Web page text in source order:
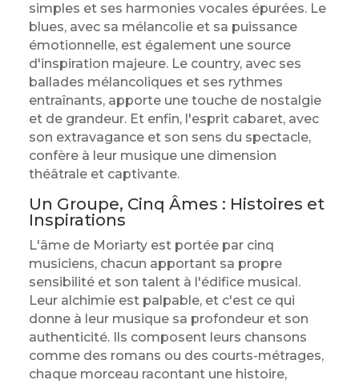
simples et ses harmonies vocales épurées. Le
blues, avec sa mélancolie et sa puissance
émotionnelle, est également une source
d'inspiration majeure. Le country, avec ses
ballades mélancoliques et ses rythmes
entraînants, apporte une touche de nostalgie
et de grandeur. Et enfin, l'esprit cabaret, avec
son extravagance et son sens du spectacle,
confère à leur musique une dimension
théâtrale et captivante.
Un Groupe, Cinq Âmes : Histoires et
Inspirations
L'âme de Moriarty est portée par cinq
musiciens, chacun apportant sa propre
sensibilité et son talent à l'édifice musical.
Leur alchimie est palpable, et c'est ce qui
donne à leur musique sa profondeur et son
authenticité. Ils composent leurs chansons
comme des romans ou des courts-métrages,
chaque morceau racontant une histoire,